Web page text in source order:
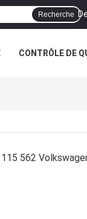
Recherche
CONTRÔLE DE
562